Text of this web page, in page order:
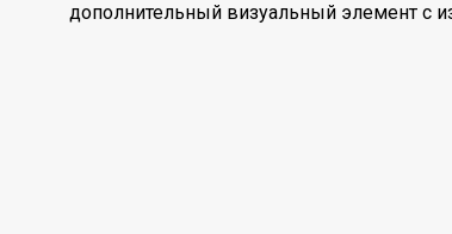
дополнительный визуальный элемент с